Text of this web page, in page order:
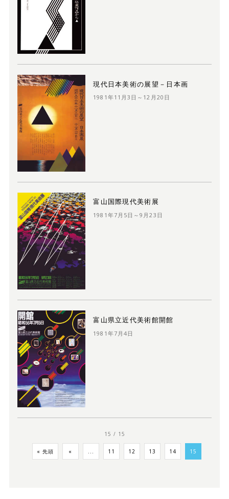
現代日本美術の展望－日本画
1981年11月3日～12月20日
富山国際現代美術展
1981年7月5日～9月23日
富山県立近代美術館開館
1981年7月4日
15 / 15
« 先頭 « ... 11 12 13 14 15